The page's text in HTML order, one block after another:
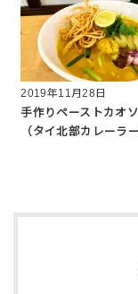
2019年11月28日
手作りペーストカオ
（タイ北部カレーラ